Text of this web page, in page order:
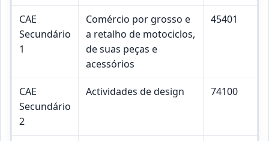
CAE
Secundário
1
Comércio por grosso e
a retalho de motociclos,
de suas peças e
acessórios
45401
CAE
Secundário
2
Actividades de design 74100